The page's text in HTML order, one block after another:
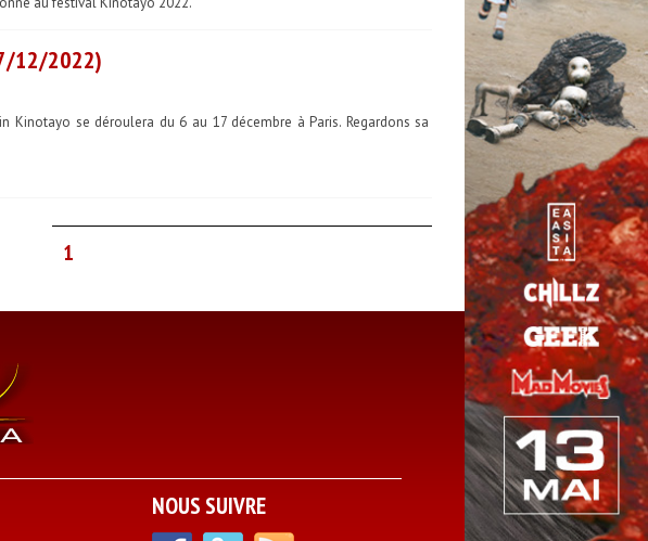
12/2022)
se déroulera du 6 au 17 décembre à Paris. Regardons sa
1
NOUS SUIVRE